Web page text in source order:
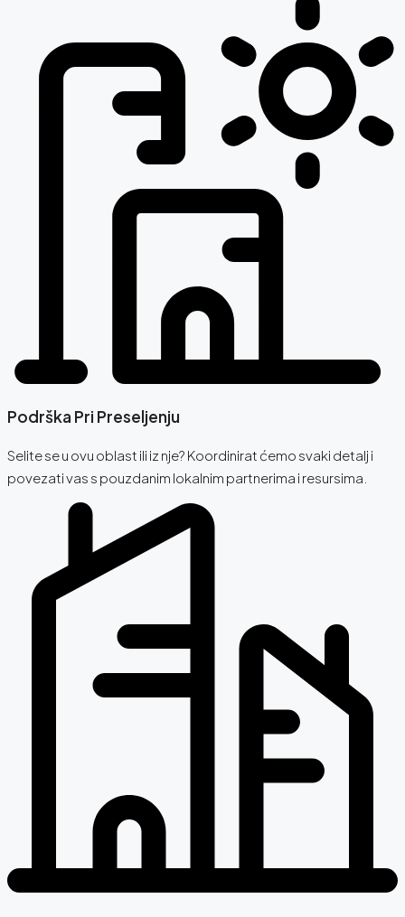
Podrška Pri Preseljenju
Selite se u ovu oblast ili iz nje? Koordinirat ćemo svaki detalj i
povezati vas s pouzdanim lokalnim partnerima i resursima.